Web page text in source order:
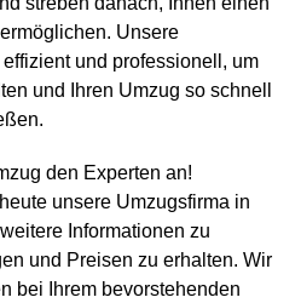
Unsere
und professionell, um
und Ihren Umzug so schnell
den Experten an!
unsere Umzugsfirma in
Informationen zu
und Preisen zu erhalten. Wir
bei Ihrem bevorstehenden